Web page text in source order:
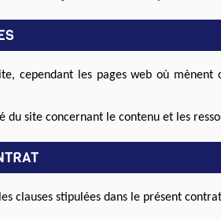
cependant les pages web où
site concernant le contenu et les
clauses stipulées dans le présent